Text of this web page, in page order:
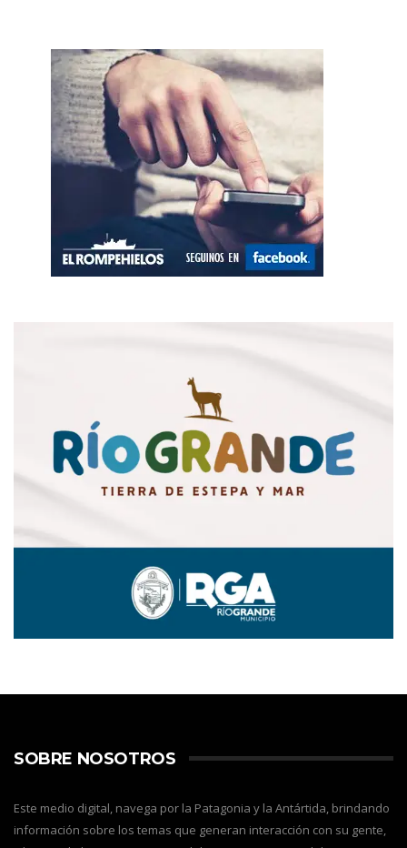
SOBRE NOSOTROS
Este medio digital, navega por la Patagonia y la Antártida, brindando
información sobre los temas que generan interacción con su gente,